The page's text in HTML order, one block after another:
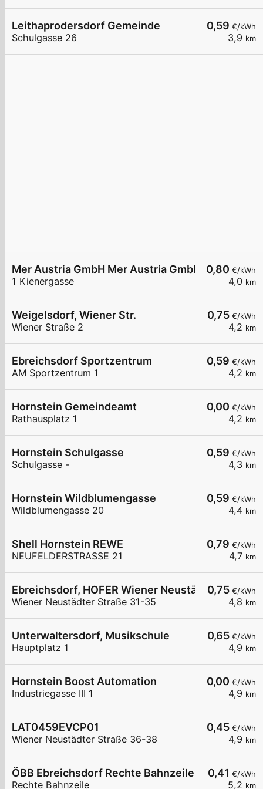
0,59 €/kWh
3,9 km
Leithaprodersdorf Gemeinde
Schulgasse 26
0,80 €/kWh
4,0 km
Mer Austria GmbH Mer Austria GmbH -
1 Kienergasse
0,75 €/kWh
4,2 km
Weigelsdorf, Wiener Str.
Wiener Straße 2
0,59 €/kWh
4,2 km
Ebreichsdorf Sportzentrum
AM Sportzentrum 1
0,00 €/kWh
4,2 km
Hornstein Gemeindeamt
Rathausplatz 1
0,59 €/kWh
4,3 km
Hornstein Schulgasse
Schulgasse -
0,59 €/kWh
4,4 km
Hornstein Wildblumengasse
Wildblumengasse 20
0,79 €/kWh
4,7 km
Shell Hornstein REWE
NEUFELDERSTRASSE 21
0,75 €/kWh
4,8 km
Ebreichsdorf, HOFER Wiener Neustädter Str.
Wiener Neustädter Straße 31-35
0,65 €/kWh
4,9 km
Unterwaltersdorf, Musikschule
Hauptplatz 1
0,00 €/kWh
4,9 km
Hornstein Boost Automation
Industriegasse III 1
0,45 €/kWh
4,9 km
LAT0459EVCP01
Wiener Neustädter Straße 36-38
0,41 €/kWh
5,2 km
ÖBB Ebreichsdorf Rechte Bahnzeile P&R
Rechte Bahnzeile